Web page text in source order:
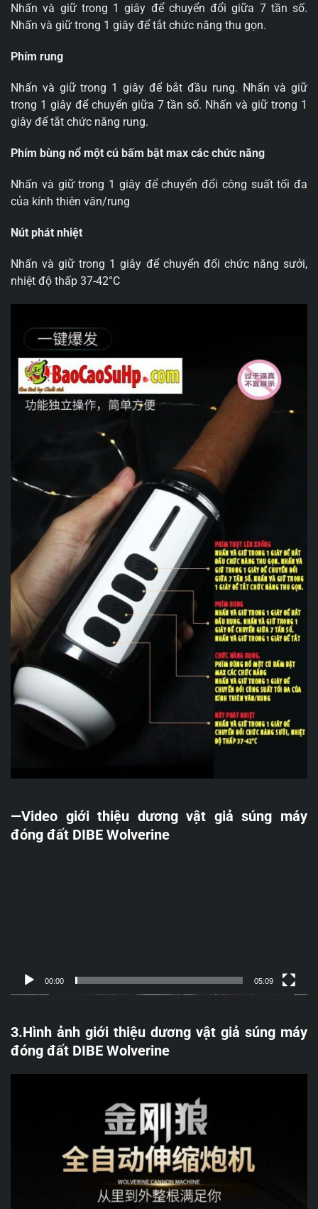
Nhấn và giữ trong 1 giây để chuyển đổi giữa 7 tần số.
Nhấn và giữ trong 1 giây để tắt chức năng thu gọn.
Phím rung
Nhấn và giữ trong 1 giây để bắt đầu rung. Nhấn và giữ
trong 1 giây để chuyển giữa 7 tần số. Nhấn và giữ trong 1
giây để tắt chức năng rung.
Phím bùng nổ một cú bấm bật max các chức năng
Nhấn và giữ trong 1 giây để chuyển đổi công suất tối đa
của kính thiên văn/rung
Nút phát nhiệt
Nhấn và giữ trong 1 giây để chuyển đổi chức năng sưởi,
nhiệt độ thấp 37-42°C
—Video giới thiệu dương vật giả súng máy
đóng đất DIBE Wolverine
00:00 05:09
3.Hình ảnh giới thiệu dương vật giả súng máy
đóng đất DIBE Wolverine